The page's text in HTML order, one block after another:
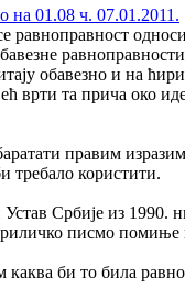
на 01.08 ч. 07.01.2011.
равноправност
обавезно и на
врти та прича око
правим
требало користити.
Србије из 1990.
писмо
каква би то била